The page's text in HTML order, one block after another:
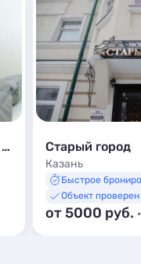
Апартаменты в современном ЖК с фонтанами Art City Старый город
Казань
Быстрое
Объект проверен
от 5000 руб.